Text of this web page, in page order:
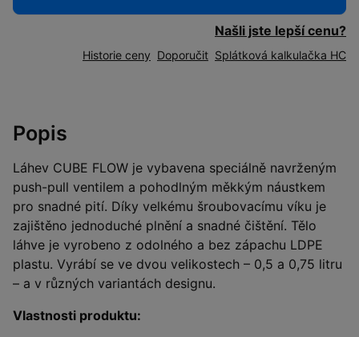
Našli jste lepší cenu?
Historie ceny Doporučit Splátková kalkulačka HC
Popis
Láhev CUBE FLOW je vybavena speciálně navrženým
push-pull ventilem a pohodlným měkkým náustkem
pro snadné pití. Díky velkému šroubovacímu víku je
zajištěno jednoduché plnění a snadné čištění. Tělo
láhve je vyrobeno z odolného a bez zápachu LDPE
plastu. Vyrábí se ve dvou velikostech – 0,5 a 0,75 litru
– a v různých variantách designu.
Vlastnosti produktu: